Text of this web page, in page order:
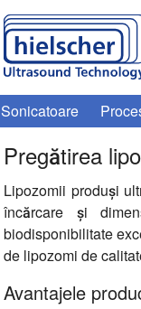
Sonicatoare
Pregătirea
Lipozomii produși
încărcare și
biodisponibilitate
de lipozomi de
Avantajele